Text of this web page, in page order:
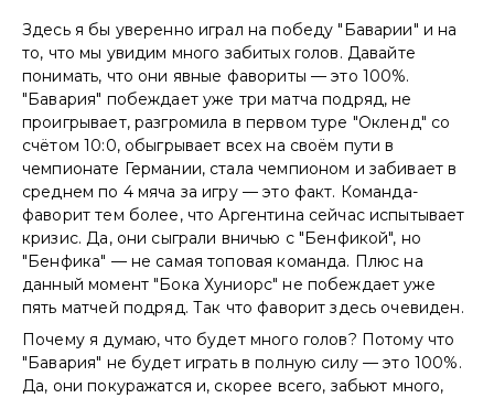
Здесь я бы уверенно играл на победу "Баварии" и на
то, что мы увидим много забитых голов. Давайте
понимать, что они явные фавориты — это 100%.
"Бавария" побеждает уже три матча подряд, не
проигрывает, разгромила в первом туре "Окленд" со
счётом 10:0, обыгрывает всех на своём пути в
чемпионате Германии, стала чемпионом и забивает в
среднем по 4 мяча за игру — это факт. Команда-
фаворит тем более, что Аргентина сейчас испытывает
кризис. Да, они сыграли вничью с "Бенфикой", но
"Бенфика" — не самая топовая команда. Плюс на
данный момент "Бока Хуниорс" не побеждает уже
пять матчей подряд. Так что фаворит здесь очевиден.
Почему я думаю, что будет много голов? Потому что
"Бавария" не будет играть в полную силу — это 100%.
Да, они покуражатся и, скорее всего, забьют много,